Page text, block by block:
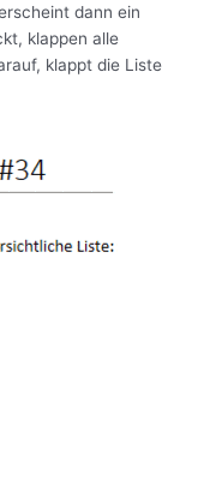
dann ein
klappen alle
klappt die Liste